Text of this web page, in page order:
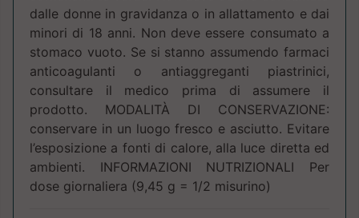
dalle donne in gravidanza o in allattamento e dai
minori di 18 anni. Non deve essere consumato a
stomaco vuoto. Se si stanno assumendo farmaci
anticoagulanti o antiaggreganti piastrinici,
consultare il medico prima di assumere il
prodotto. MODALITÀ DI CONSERVAZIONE:
conservare in un luogo fresco e asciutto. Evitare
l’esposizione a fonti di calore, alla luce diretta ed
ambienti. INFORMAZIONI NUTRIZIONALI Per
dose giornaliera (9,45 g = 1/2 misurino)